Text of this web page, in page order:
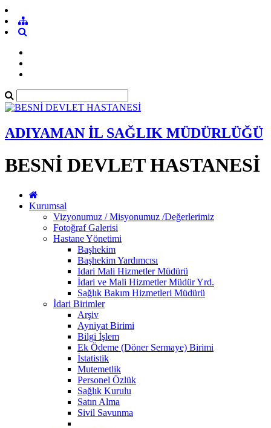
ADIYAMAN İL SAĞLIK MÜDÜRLÜĞÜ
BESNİ DEVLET HASTANESİ
Kurumsal
Vizyonumuz / Misyonumuz /Değerlerimiz
Fotoğraf Galerisi
Hastane Yönetimi
Başhekim
Başhekim Yardımcısı
Idari Mali Hizmetler Müdürü
İdari ve Mali Hizmetler Müdür Yrd.
Sağlık Bakım Hizmetleri Müdürü
İdari Birimler
Arşiv
Ayniyat Birimi
Bilgi İşlem
Ek Ödeme (Döner Sermaye) Birimi
İstatistik
Mutemetlik
Personel Özlük
Sağlık Kurulu
Satın Alma
Sivil Savunma